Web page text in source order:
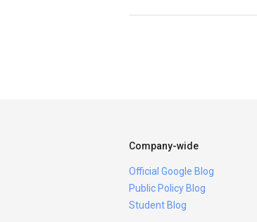
Company-wide
Official Google Blog
Public Policy Blog
Student Blog